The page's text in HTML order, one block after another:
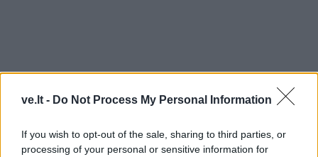
ve.lt - Do Not Process My Personal Information
If you wish to opt-out of the sale, sharing to third parties, or
processing of your personal or sensitive information for
Darbus tikimasi užbaigti dar iki šios vasaros pabaigos.